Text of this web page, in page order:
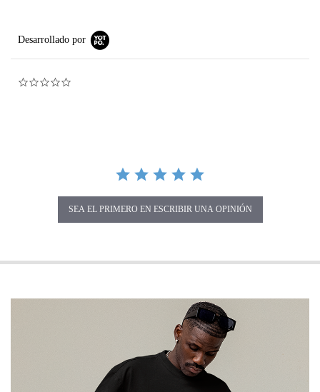
Desarrollado por
SEA EL PRIMERO EN ESCRIBIR UNA OPINIÓN